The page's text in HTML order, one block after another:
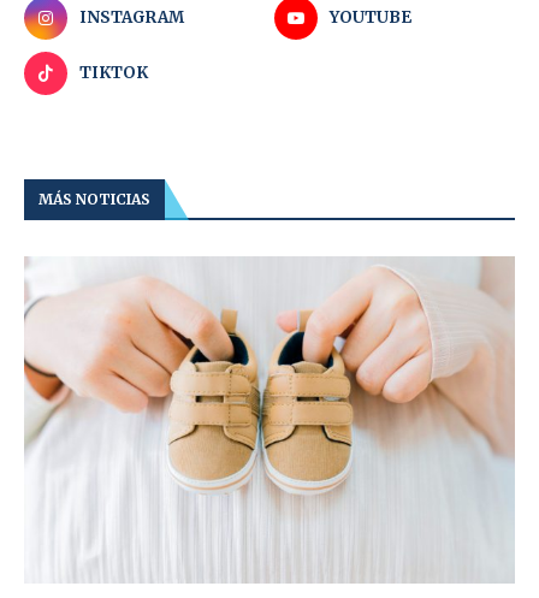
INSTAGRAM YOUTUBE
TIKTOK
MÁS NOTICIAS